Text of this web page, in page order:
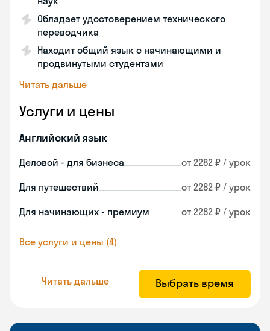
Обладает удостоверением технического
переводчика
Находит общий язык с начинающими и
продвинутыми студентами
Читать дальше
Услуги и цены
Английский язык
Деловой - для бизнеса от 2282 ₽ / урок
Для путешествий от 2282 ₽ / урок
Для начинающих - премиум от 2282 ₽ / урок
Все услуги и цены (4)
Читать дальше Выбрать время